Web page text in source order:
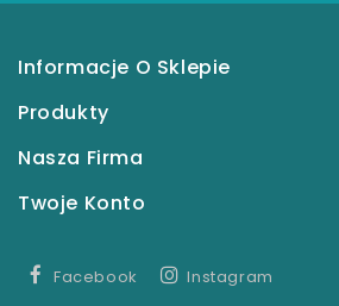
Informacje O Sklepie
Produkty
Nasza Firma
Twoje Konto
Facebook Instagram